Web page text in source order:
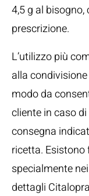
4,5 g al
prescrizione.
L’utilizzo più
alla
modo da
cliente in caso
consegna
ricetta.
specialmente
dettagli